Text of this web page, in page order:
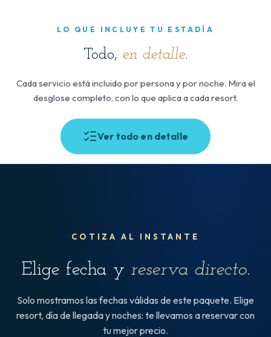
LO QUE INCLUYE TU ESTADÍA
Todo, en detalle.
Cada servicio está incluido por persona y por noche. Mira el
desglose completo, con lo que aplica a cada resort.
Ver todo en detalle
COTIZA AL INSTANTE
Elige fecha y reserva directo.
Solo mostramos las fechas válidas de este paquete. Elige
resort, día de llegada y noches: te llevamos a reservar con
tu mejor precio.